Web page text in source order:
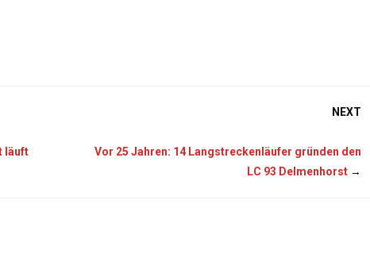
läuft
NEXT
Vor 25 Jahren: 14 Langstreckenläufer gründen den
LC 93 Delmenhorst →